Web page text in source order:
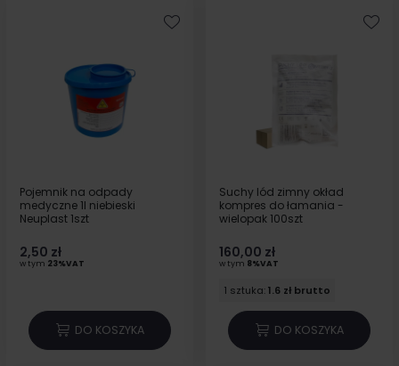
Pojemnik na odpady
medyczne 1l niebieski
Neuplast 1szt
2,50 zł
w tym 23%VAT
DO KOSZYKA
Suchy lód zimny okład
kompres do łamania -
wielopak 100szt
160,00 zł
w tym 8%VAT
1 sztuka:1.6 zł brutto
DO KOSZYKA